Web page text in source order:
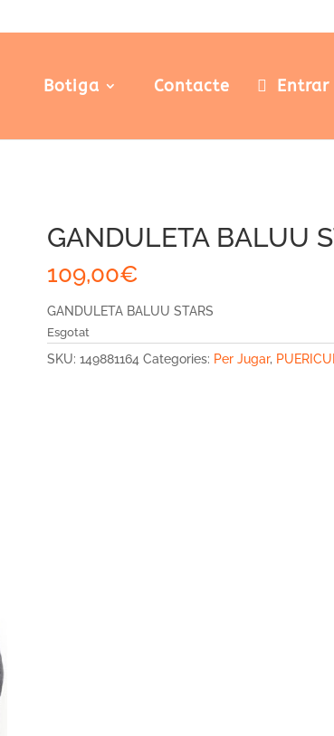
Botiga Contacte Entrar
GANDULETA BALUU
109,00€
GANDULETA BALUU STARS
Esgotat
SKU: 149881164 Categories: Per Jugar,